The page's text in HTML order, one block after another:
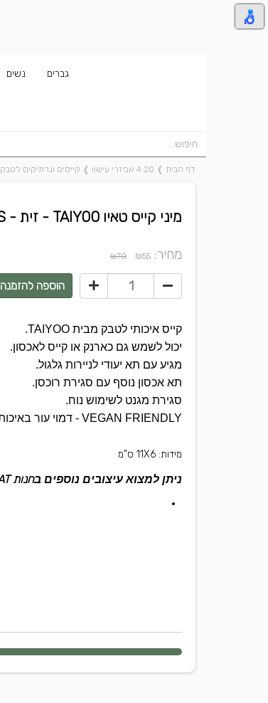
גברים נשים
דף הבית ❱ 4:20 אביזרי עישון ❱ קייסים ונרתיקים לטבק
מיני קייס טאיו TAIYOO - זית - GEO DIAMONDS
מחיר: ₪55
₪70
הוספה להזמנה
קייס איכותי לטבק מבית TAIYOO.
יכול לשמש גם כארנק או קייס לאכסון.
מגיע עם תא יעודי לניירות גלגול.
תא אכסון נוסף עם סגירת רוכסן.
סגירת מגנט לשימוש נוח.
VEGAN FRIENDLY - דמוי עור באיכות גבוהה.
מידות: 11X6 ס"מ
ניתן למצוא עיצובים נוספים בחנות BOLENAT